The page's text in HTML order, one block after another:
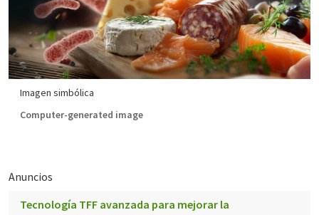
Imagen simbólica
Computer-generated image
Anuncios
Tecnología TFF avanzada para mejorar la